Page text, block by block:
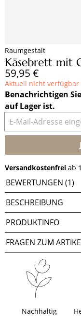
Raumgestalt
Käsebrett mit
Regulärer Preis:
59,95 €
Aktuell nicht verfügbar
Benachrichtigen
auf Lager ist.
E-Mail-Adresse
Versandkostenfrei ab
BEWERTUNGEN (1)
BESCHREIBUNG
PRODUKTINFO
FRAGEN ZUM
Nachhaltig